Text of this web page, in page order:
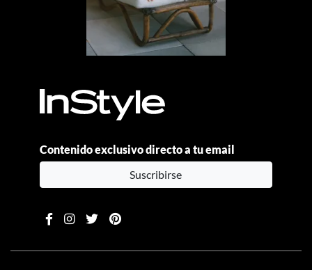
Contenido exclusivo directo a tu email
Suscribirse